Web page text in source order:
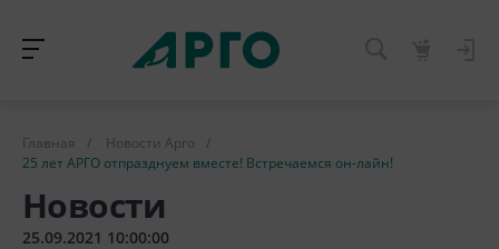
Главная / Новости Арго
/
25 лет АРГО отпразднуем вместе! Встречаемся он-лайн!
Новости
25.09.2021 10:00:00